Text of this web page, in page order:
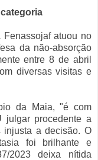
atuou no
da não-absorção
entre 8 de abril
diversas visitas e
da Maia, "é com
julgar procedente a
injusta a decisão. O
foi brilhante e
2023 deixa nítida